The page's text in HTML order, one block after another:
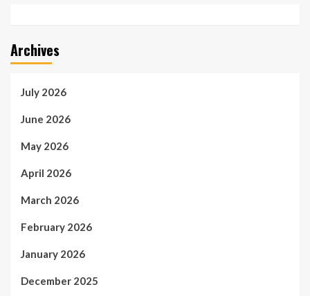
Archives
July 2026
June 2026
May 2026
April 2026
March 2026
February 2026
January 2026
December 2025